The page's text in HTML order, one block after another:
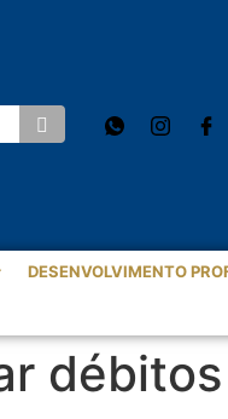
DESENVOLVIMENTO